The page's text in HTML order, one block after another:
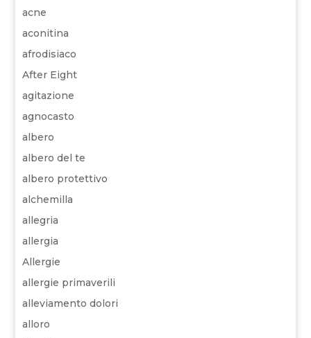
acne
aconitina
afrodisiaco
After Eight
agitazione
agnocasto
albero
albero del te
albero protettivo
alchemilla
allegria
allergia
Allergie
allergie primaverili
alleviamento dolori
alloro